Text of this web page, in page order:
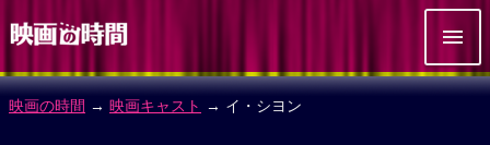
映画の時間 → 映画キャスト → イ・シヨン